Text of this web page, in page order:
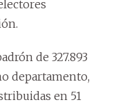
de 327.893
departamento,
en 51